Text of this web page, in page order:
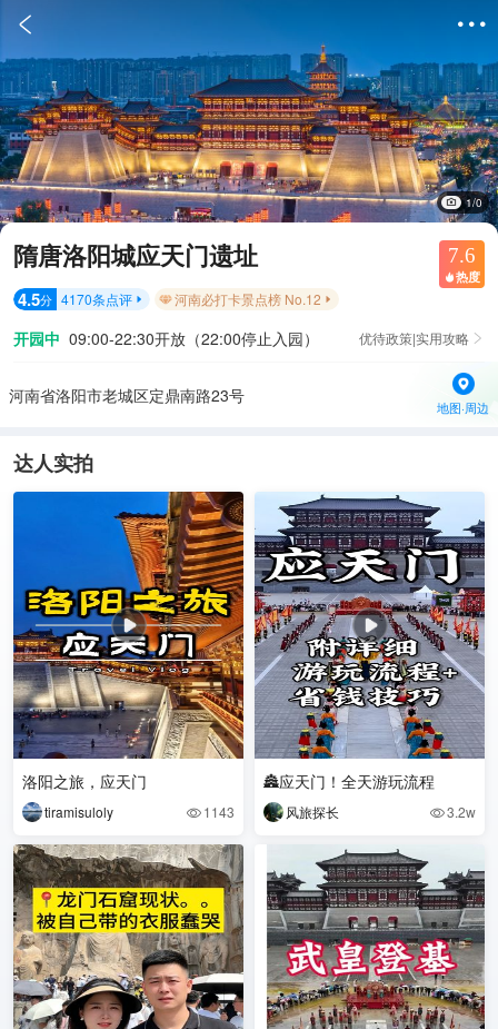
 
1/0
隋唐洛阳城应天门遗址 7.6
 热度
4.5分 4170条点评  河南必打卡景点榜 No.12 
开园中 09:00-22:30开放（22:00停止入园） 优待政策|实用攻略 
河南省洛阳市老城区定鼎南路23号
地图·周边
达人实拍
洛阳之旅，应天门
tiramisuloly  1143
🏯应天门！全天游玩流程
风旅探长 3.2w